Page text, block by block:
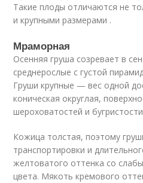
Такие плоды отличаются не
и крупными размерами .
Мраморная
Осенняя груша созревает в
среднерослые с густой
Груши крупные — вес одной
коническая округлая,
шероховатостей и
Кожица толстая, поэтому
транспортировки и
желтоватого оттенка со
цвета. Мякоть кремового